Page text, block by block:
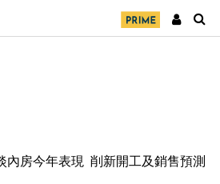
內房今年表現 削新開工及銷售預測